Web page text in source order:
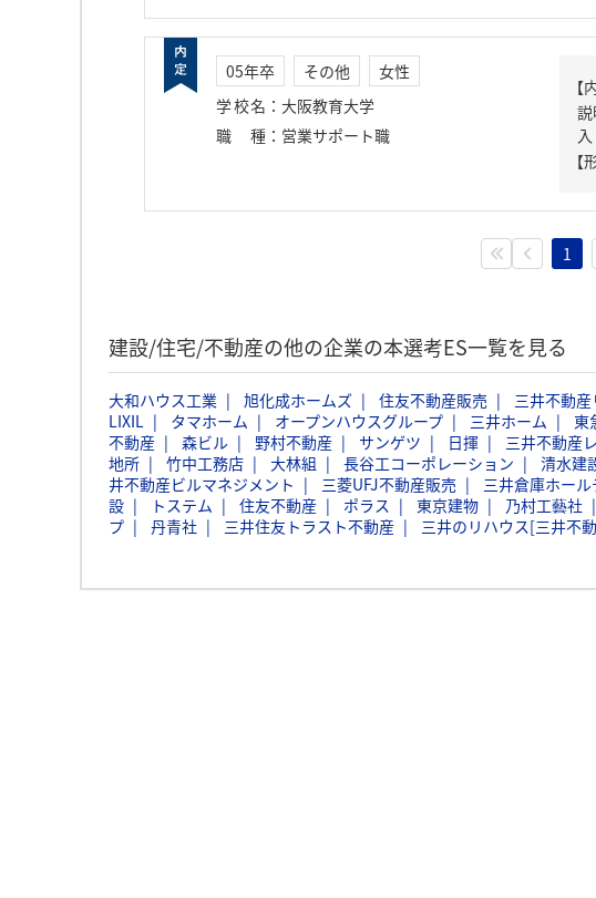
05年卒 その他
女性
学校名 ： 大阪教育大学
職種 ： 営業サポート職
【
入
【
1
建設/住宅/不動産の他の企業の本選考ES一覧を見る
大和ハウス工業 旭化成ホームズ 住友不動産販売 三井不動産
LIXIL
タマホーム オープンハウスグループ 三井ホーム 東
不動産
森ビル 野村不動産 サンゲツ 日揮 三井不動産
地所
竹中工務店 大林組 長谷工コーポレーション 清水建
井不動産ビルマネジメント
三菱UFJ不動産販売 三井倉庫ホール
設
トステム 住友不動産 ポラス 東京建物 乃村工藝社
プ
丹青社 三井住友トラスト不動産 三井のリハウス[三井不